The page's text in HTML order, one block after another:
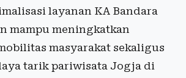
layanan KA Bandara
mampu meningkatkan
masyarakat sekaligus
tarik pariwisata Jogja di